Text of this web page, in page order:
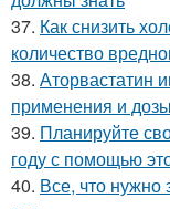
37. Как снизить
количество
38. Аторвастатин
применения и дозы
39. Планируйте
году с помощью
40. Все, что нужно